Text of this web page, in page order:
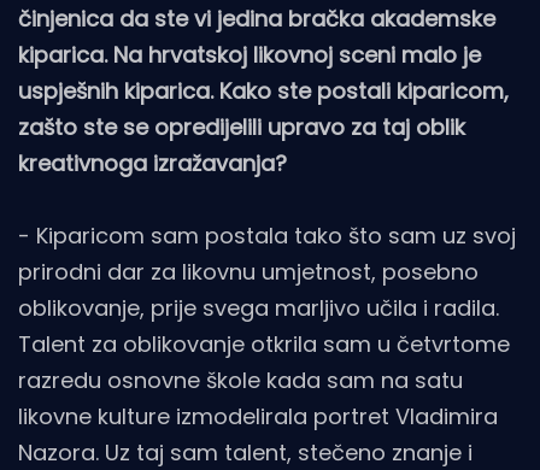
činjenica da ste vi jedina bračka akademske
kiparica. Na hrvatskoj likovnoj sceni malo je
uspješnih kiparica. Kako ste postali kiparicom,
zašto ste se opredijelili upravo za taj oblik
kreativnoga izražavanja?
- Kiparicom sam postala tako što sam uz svoj
prirodni dar za likovnu umjetnost, posebno
oblikovanje, prije svega marljivo učila i radila.
Talent za oblikovanje otkrila sam u četvrtome
razredu osnovne škole kada sam na satu
likovne kulture izmodelirala portret Vladimira
Nazora. Uz taj sam talent, stečeno znanje i